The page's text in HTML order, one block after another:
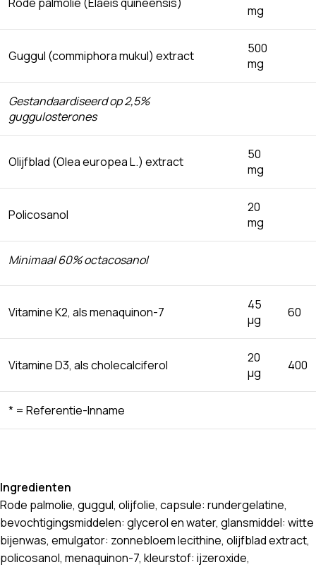
mg
Guggul (commiphora mukul) extract
500
mg
Gestandaardiseerd op 2,5%
guggulosterones
Olijfblad (Olea europea L.) extract
50
mg
Policosanol
20
mg
Minimaal 60% octacosanol
Vitamine K2, als menaquinon-7
45
μg
60
Vitamine D3, als cholecalciferol
20
μg
400
* = Referentie-Inname
Ingredienten
Rode palmolie, guggul, olijfolie, capsule: rundergelatine,
bevochtigingsmiddelen: glycerol en water, glansmiddel: witte
bijenwas, emulgator: zonnebloem lecithine, olijfblad extract,
policosanol, menaquinon-7, kleurstof: ijzeroxide,